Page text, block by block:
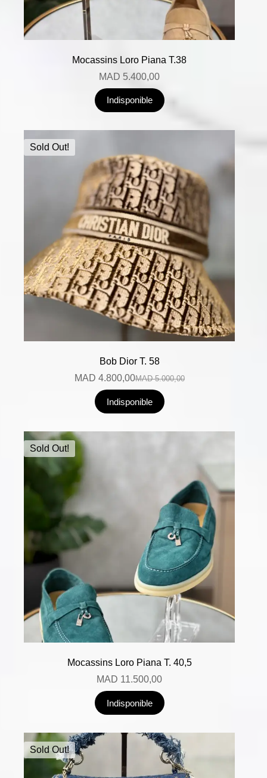
Mocassins Loro Piana T.38
MAD 5.400,00
Indisponible
Sold Out!
Bob Dior T. 58
MAD5.000,00
MAD 4.800,00
Indisponible
Sold Out!
Mocassins Loro Piana T. 40,5
MAD 11.500,00
Indisponible
Sold Out!